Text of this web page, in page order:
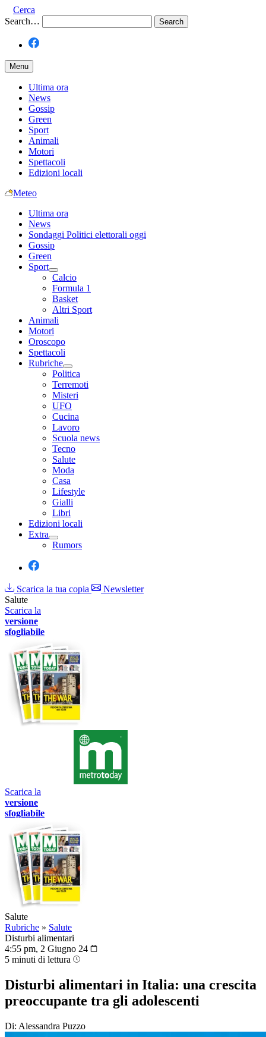
Cerca
Search…
Menu
Ultima ora
News
Gossip
Green
Sport
Animali
Motori
Spettacoli
Edizioni locali
Meteo
Ultima ora
News
Sondaggi Politici elettorali oggi
Gossip
Green
Sport
Calcio
Formula 1
Basket
Altri Sport
Animali
Motori
Oroscopo
Spettacoli
Rubriche
Politica
Terremoti
Misteri
UFO
Cucina
Lavoro
Scuola news
Tecno
Salute
Moda
Casa
Lifestyle
Gialli
Libri
Edizioni locali
Extra
Rumors
Scarica la tua copia
Newsletter
Salute
Scarica la
versione
sfogliabile
Scarica la
versione
sfogliabile
Salute
Rubriche » Salute
Disturbi alimentari
4:55 pm, 2 Giugno 24
5 minuti di lettura
Disturbi alimentari in Italia: una crescita
preoccupante tra gli adolescenti
Di: Alessandra Puzzo